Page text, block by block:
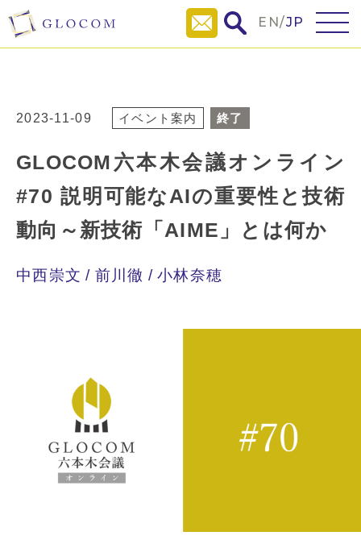
EN/JP
2023-11-09 イベント案内 終了
GLOCOM六本木会議オンライン
#70 説明可能なAIの重要性と技術
動向～新技術「AIME」とは何か
中西崇文 前川徹 小林奈穂